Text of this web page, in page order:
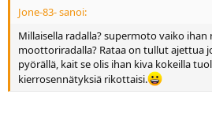
Jone-83- sanoi:
Millaisella radalla? supermoto vaiko ihan
moottoriradalla? Rataa on tullut ajettua
pyörällä, kait se olis ihan kiva kokeilla
kierrosennätyksiä rikottaisi.